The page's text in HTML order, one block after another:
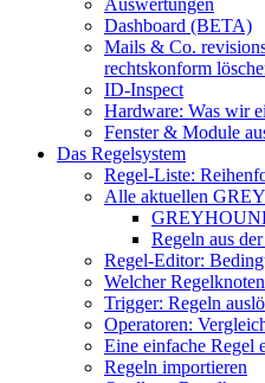
Auswertungen
Dashboard (BETA)
Mails & Co.
rechtskonform
ID-Inspect
Hardware: Was wir
Fenster & Module
Das Regelsystem
Regel-Liste:
Alle aktuellen
Regeln aus
Regel-Editor:
Welcher
Trigger: Regeln
Operatoren:
Eine einfache Regel
Regeln importieren